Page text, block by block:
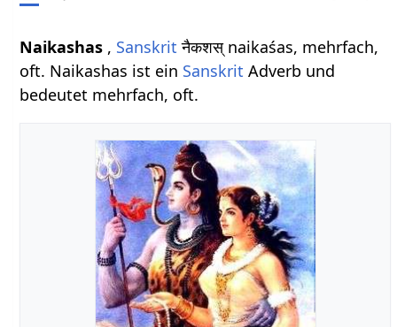
Naikashas , Sanskrit नैकशस् naikaśas, mehrfach,
oft. Naikashas ist ein Sanskrit Adverb und
bedeutet mehrfach, oft.